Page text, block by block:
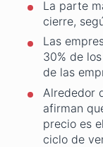
La parte
cierre,
Las
30% de
de las
Alrededor
afirman
precio es
ciclo de